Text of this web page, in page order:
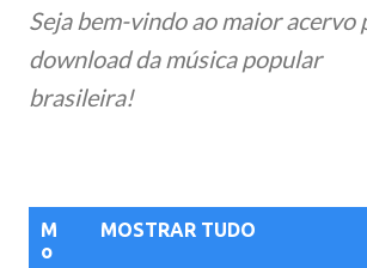
Seja bem-vindo ao maior acervo
download da música popular
brasileira!
M
o
MOSTRAR TUDO